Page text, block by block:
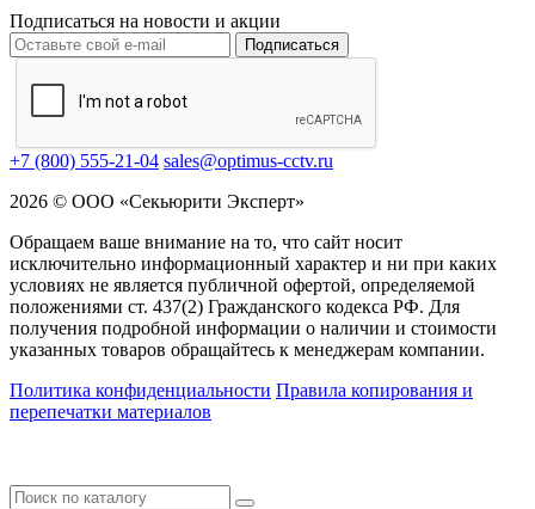
Подписаться на новости и акции
Подписаться
+7 (800) 555-21-04 sales@optimus-cctv.ru
2026 © ООО «Секьюрити Эксперт»
Обращаем ваше внимание на то, что сайт носит
исключительно информационный характер и ни при каких
условиях не является публичной офертой, определяемой
положениями ст. 437(2) Гражданского кодекса РФ. Для
получения подробной информации о наличии и стоимости
указанных товаров обращайтесь к менеджерам компании.
Политика конфиденциальности Правила копирования и
перепечатки материалов